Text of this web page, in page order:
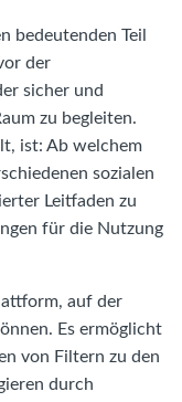
bedeutenden Teil
der
sicher und
zu begleiten.
ist: Ab welchem
sozialen
Leitfaden zu
für die Nutzung
auf der
Es ermöglicht
von Filtern zu den
durch